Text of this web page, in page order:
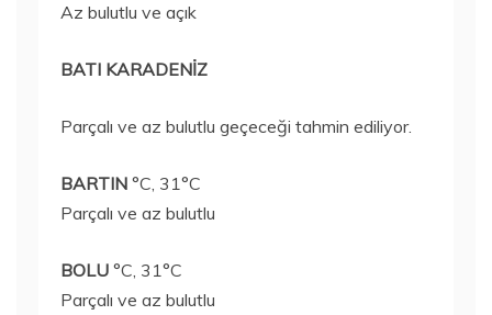
Az bulutlu ve açık
BATI KARADENİZ
Parçalı ve az bulutlu geçeceği tahmin ediliyor.
BARTIN °C, 31°C
Parçalı ve az bulutlu
BOLU °C, 31°C
Parçalı ve az bulutlu